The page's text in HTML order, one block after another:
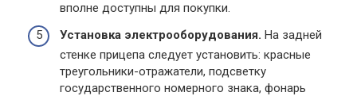
вполне доступны для покупки.
Установка электрооборудования. На задней
стенке прицепа следует установить: красные
треугольники-отражатели, подсветку
государственного номерного знака, фонарь